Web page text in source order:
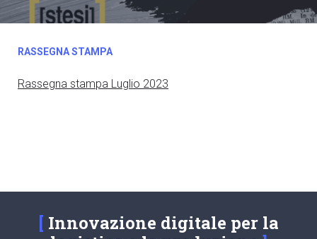
RASSEGNA STAMPA
Rassegna stampa Luglio 2023
Innovazione digitale per la